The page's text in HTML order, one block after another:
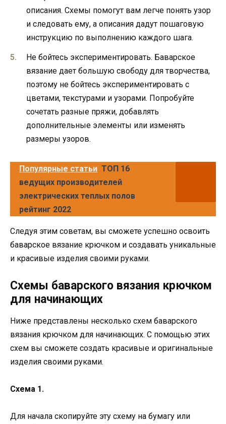
описания. Схемы помогут вам легче понять узор
и следовать ему, а описания дадут пошаговую
инструкцию по выполнению каждого шага.
Не бойтесь экспериментировать. Баварское
вязание дает большую свободу для творчества,
поэтому не бойтесь экспериментировать с
цветами, текстурами и узорами. Попробуйте
сочетать разные пряжи, добавлять
дополнительные элементы или изменять
размеры узоров.
Популярные статьи ТОП 16
ведущих производителей
электрических теплых полов
рейтинг 2022
Следуя этим советам, вы сможете успешно освоить
баварское вязание крючком и создавать уникальные
и красивые изделия своими руками.
Схемы баварского вязания крючком
для начинающих
Ниже представлены несколько схем баварского
вязания крючком для начинающих. С помощью этих
схем вы сможете создать красивые и оригинальные
изделия своими руками.
Схема 1.
Для начала скопируйте эту схему на бумагу или